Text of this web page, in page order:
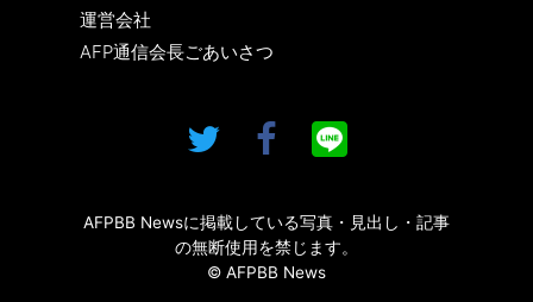
運営会社
AFP通信会長ごあいさつ
AFPBB Newsに掲載している写真・見出し・記事
の無断使用を禁じます。
© AFPBB News